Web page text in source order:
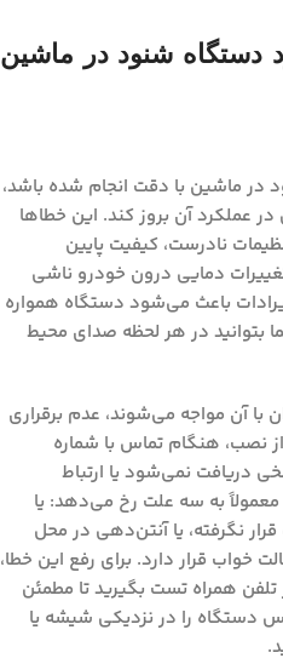
دستگاه شنود در ماشین
در ماشین با دقت انجام شده باشد،
عملکرد آن بروز کند. این خطاها
نادرست، کیفیت پایین
دمایی درون خودرو ناشی
باعث می‌شود دستگاه همواره
بتوانید در هر لحظه صدای محیط
با آن مواجه می‌شوند، عدم برقراری
هنگام تماس با شماره
دریافت نمی‌شود یا ارتباط
به سه علت رخ می‌دهد: یا
نگرفته، یا آنتن‌دهی در محل
قرار دارد. برای رفع این خطا،
تلفن همراه تست بگیرید تا مطمئن
دستگاه را در نزدیکی شیشه یا